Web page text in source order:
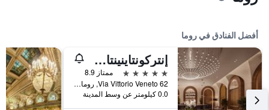
أفضل الفنادق في روما
إنتركونتاينينتال روم أمباسشياتوري بالاس باي آيتش جي
5 نجوم
ممتاز 8.9
Via Vittorio Veneto 62, روما, إيطاليا
0.0 كيلومتر عن وسط المدينة